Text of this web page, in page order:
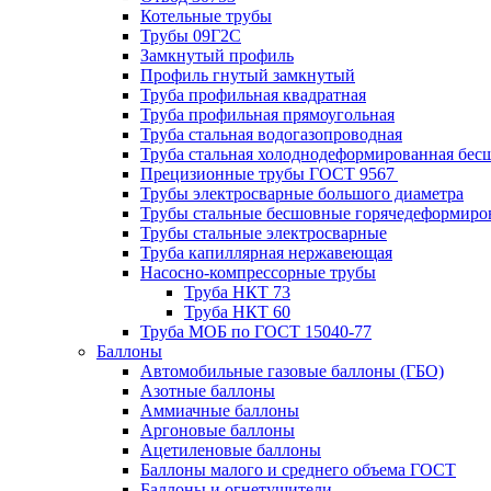
Котельные трубы
Трубы 09Г2С
Замкнутый профиль
Профиль гнутый замкнутый
Труба профильная квадратная
Труба профильная прямоугольная
Труба стальная водогазопроводная
Труба стальная холоднодеформированная
Прецизионные трубы ГОСТ 9567
Трубы электросварные большого диаметра
Трубы стальные бесшовные
Трубы стальные электросварные
Труба капиллярная нержавеющая
Насосно-компрессорные трубы
Труба НКТ 73
Труба НКТ 60
Труба МОБ по ГОСТ 15040-77
Баллоны
Автомобильные газовые баллоны (ГБО)
Азотные баллоны
Аммиачные баллоны
Аргоновые баллоны
Ацетиленовые баллоны
Баллоны малого и среднего объема ГОСТ